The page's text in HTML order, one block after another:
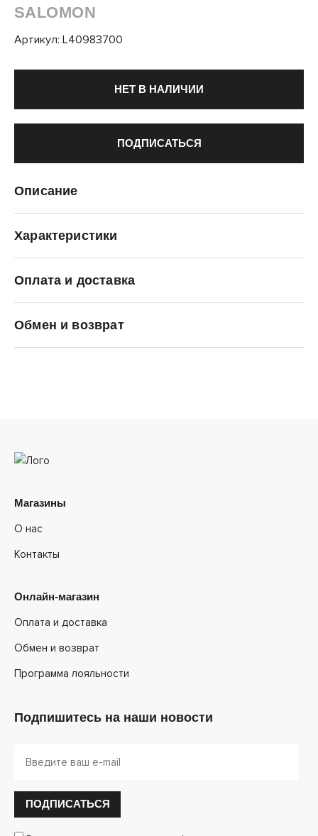
SALOMON
Артикул: L40983700
НЕТ В НАЛИЧИИ
ПОДПИСАТЬСЯ
Описание
Характеристики
Оплата и доставка
Обмен и возврат
Магазины
О нас
Контакты
Онлайн-магазин
Оплата и доставка
Обмен и возврат
Программа лояльности
Подпишитесь на наши новости
ПОДПИСАТЬСЯ